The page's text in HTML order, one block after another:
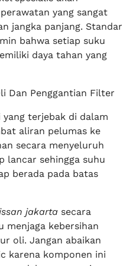
yang sangat
jangka panjang. Standar
bahwa setiap suku
daya tahan yang
Dan Penggantian Filter
terjebak di dalam
aliran pelumas ke
secara menyeluruh
lancar sehingga suhu
berada pada batas
jakarta secara
menjaga kebersihan
oli. Jangan abaikan
karena komponen ini